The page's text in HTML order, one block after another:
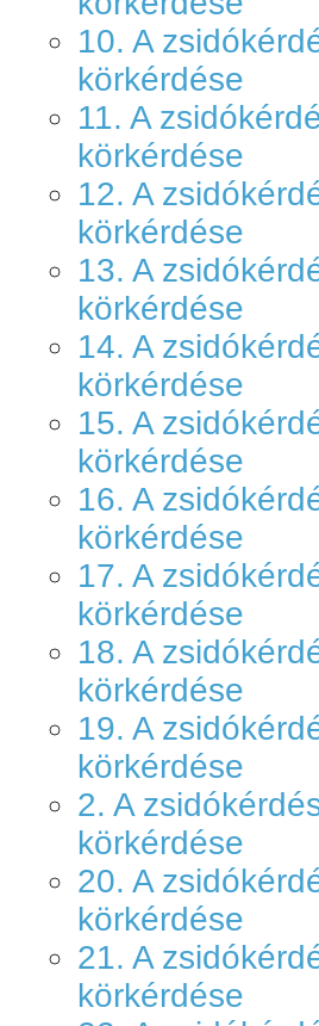
10. A
körkérdése
11. A
körkérdése
12. A
körkérdése
13. A
körkérdése
14. A
körkérdése
15. A
körkérdése
16. A
körkérdése
17. A
körkérdése
18. A
körkérdése
19. A
körkérdése
2. A
körkérdése
20. A
körkérdése
21. A
körkérdése